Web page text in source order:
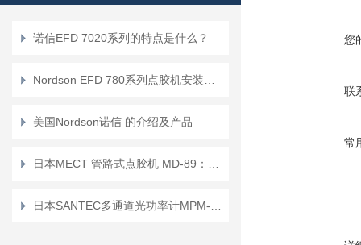
诺信EFD 7020系列的特点是什么？
美国Nordson诺信 的介绍及产品
您
联
常